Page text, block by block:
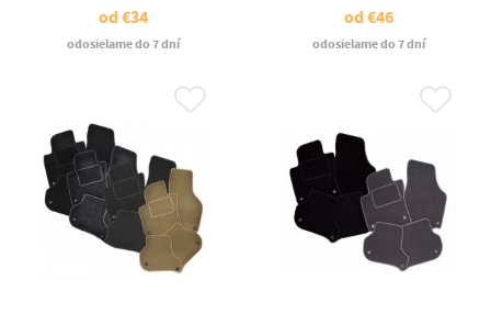
od€34
odosielame do 7 dní
od€46
odosielame do 7 dní